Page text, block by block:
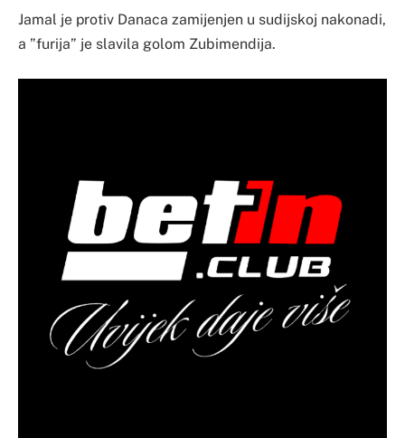
Jamal je protiv Danaca zamijenjen u sudijskoj nakonadi,
a ”furija” je slavila golom Zubimendija.